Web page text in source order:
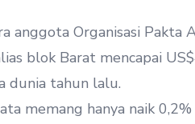
anggota Organisasi Pakta
blok Barat mencapai
dunia tahun lalu.
memang hanya naik